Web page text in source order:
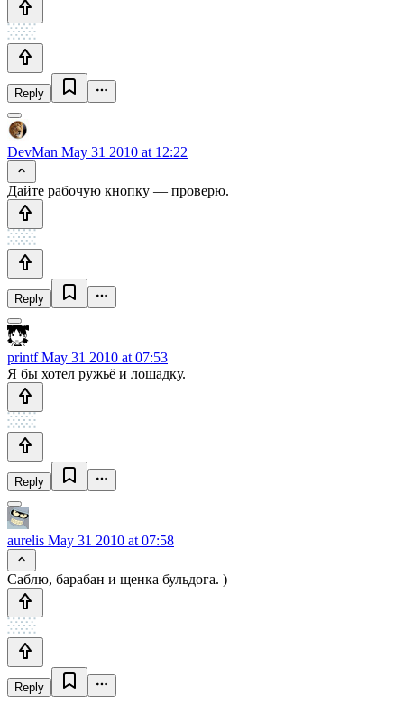
Reply
DevMan May 31 2010 at 12:22
Дайте рабочую кнопку — проверю.
Reply
printfMay 31 2010 at 07:53
Я бы хотел ружьё и лошадку.
Reply
aurelis May 31 2010 at 07:58
Саблю, барабан и щенка бульдога. )
Reply